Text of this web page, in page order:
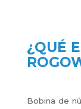
¿QUÉ
Bobina de